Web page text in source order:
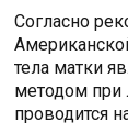
Согласно
тела матки
методом при
проводится